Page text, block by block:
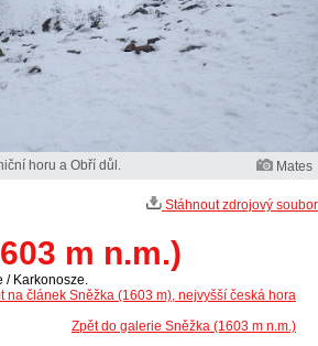
horu a Obří důl. Mates
Stáhnout zdrojový soubor
m n.m.)
/ Karkonosze.
na článek Sněžka (1603 m), nejvyšší česká hora
Zpět do galerie Sněžka (1603 m n.m.)